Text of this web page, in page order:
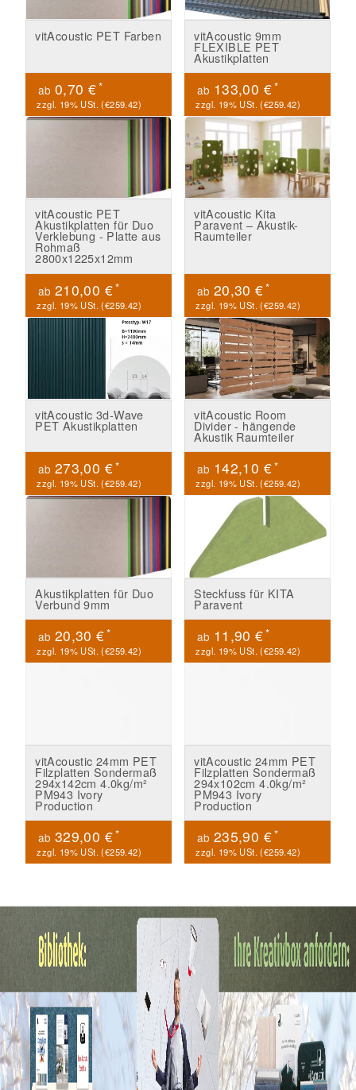
vitAcoustic PET Farben
ab 0,70 €*
zzgl. 19% USt. (€259.42)
vitAcoustic 9mm
FLEXIBLE PET
Akustikplatten
ab 133,00 €*
zzgl. 19% USt. (€259.42)
vitAcoustic PET
Akustikplatten für Duo
Verklebung - Platte aus
Rohmaß
2800x1225x12mm
ab 210,00 €*
zzgl. 19% USt. (€259.42)
vitAcoustic Kita
Paravent – Akustik-
Raumteiler
ab 20,30 €*
zzgl. 19% USt. (€259.42)
vitAcoustic 3d-Wave
PET Akustikplatten
ab 273,00 €*
zzgl. 19% USt. (€259.42)
vitAcoustic Room
Divider - hängende
Akustik Raumteiler
ab 142,10 €*
zzgl. 19% USt. (€259.42)
Akustikplatten für Duo
Verbund 9mm
ab 20,30 €*
zzgl. 19% USt. (€259.42)
Steckfuss für KITA
Paravent
ab 11,90 €*
zzgl. 19% USt. (€259.42)
vitAcoustic 24mm PET
Filzplatten Sondermaß
294x142cm 4.0kg/m²
PM943 Ivory
Production
ab 329,00 €*
zzgl. 19% USt. (€259.42)
vitAcoustic 24mm PET
Filzplatten Sondermaß
294x102cm 4.0kg/m²
PM943 Ivory
Production
ab 235,90 €*
zzgl. 19% USt. (€259.42)